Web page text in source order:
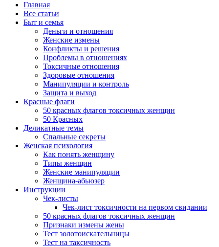
Главная
Все статьи
Быт и семья
Деньги и отношения
Женские измены
Конфликты и решения
Проблемы в отношениях
Токсичные отношения
Здоровые отношения
Манипуляции и контроль
Защита и выход
Красные флаги
50 красных флагов токсичных женщин
50 Красных
Деликатные темы
Спальные секреты
Женская психология
Как понять женщину
Типы женщин
Женские манипуляции
Женщина-абьюзер
Инструкции
Чек-листы
Чек-лист токсичности на первом свидании
50 красных флагов токсичных женщин
Признаки измены жены
Тест золотоискательницы
Тест на таксичность